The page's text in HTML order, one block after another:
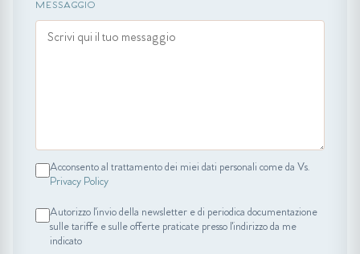
MESSAGGIO
Acconsento al trattamento dei miei dati personali come da Vs.
Privacy Policy
Autorizzo l'invio della newsletter e di periodica documentazione
sulle tariffe e sulle offerte praticate presso l'indirizzo da me
indicato